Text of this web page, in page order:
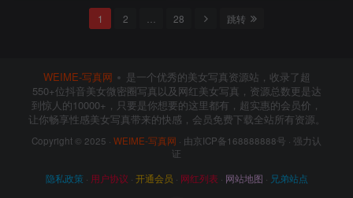
1 2 28 跳转
WEIME-写真网
是一个优秀的美女写真资源站，收录了超
550+位抖音美女微密圈写真以及网红美女写真，资源总数更是达
到惊人的10000+，只要是你想要的这里都有，超实惠的会员价，
让你畅享性感美女写真带来的快感，会员免费下载全站所有资源。
Copyright © 2025 · WEIME-写真网 · 由京ICP备168888888号 · 强力认
证
隐私政策 · 用户协议 · 开通会员 · 网红列表 · 网站地图 · 兄弟站点